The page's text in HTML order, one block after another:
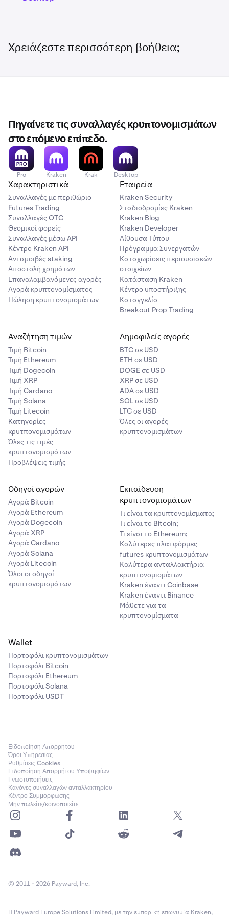
ρυθμίσεις της
Χρειάζεστε περισσότερη βοήθεια;
Πηγαίνετε τις συναλλαγές κρυπτονομισμάτων
στο επόμενο επίπεδο.
Pro Kraken Krak Desktop
Χαρακτηριστικά
Συναλλαγές με περιθώριο
Futures Trading
Συναλλαγές OTC
Θεσμικοί φορείς
Συναλλαγές μέσω API
Κέντρο Kraken API
Ανταμοιβές staking
Αποστολή χρημάτων
Επαναλαμβανόμενες αγορές
Αγορά κρυπτονομίσματος
Πώληση κρυπτονομισμάτων
Εταιρεία
Kraken Security
Σταδιοδρομίες Kraken
Kraken Blog
Kraken Developer
Αίθουσα Τύπου
Πρόγραμμα Συνεργατών
Καταχωρίσεις περιουσιακών
στοιχείων
Κατάσταση Kraken
Κέντρο υποστήριξης
Καταγγελία
Breakout Prop Trading
Αναζήτηση τιμών
Τιμή Βitcoin
Τιμή Ethereum
Τιμή Dogecoin
Τιμή XRP
Τιμή Cardano
Τιμή Solana
Τιμή Litecoin
Κατηγορίες
κρυτπονομισμάτων
Όλες τις τιμές
κρυπτονομισμάτων
Προβλέψεις τιμής
Δημοφιλείς αγορές
BTC σε USD
ETH σε USD
DOGE σε USD
XRP σε USD
ADA σε USD
SOL σε USD
LTC σε USD
Όλες οι αγορές
κρυπτονομισμάτων
Οδηγοί αγορών
Αγορά Bitcoin
Αγορά Ethereum
Αγορά Dogecoin
Αγορά XRP
Αγορά Cardano
Αγορά Solana
Αγορά Litecoin
Όλοι οι οδηγοί
κρυπτονομισμάτων
Εκπαίδευση
κρυπτονομισμάτων
Τι είναι τα κρυπτονομίσματα;
Τι είναι το Bitcoin;
Τι είναι το Ethereum;
Καλύτερες πλατφόρμες
futures κρυπτονομισμάτων
Καλύτερα ανταλλακτήρια
κρυπτονομισμάτων
Kraken έναντι Coinbase
Kraken έναντι Binance
Μάθετε για τα
κρυπτονομίσματα
Wallet
Πορτοφόλι κρυπτονομισμάτων
Πορτοφόλι Bitcoin
Πορτοφόλι Ethereum
Πορτοφόλι Solana
Πορτοφόλι USDT
Ειδοποίηση Απορρήτου
Όροι Υπηρεσίας
Ρυθμίσεις Cookies
Ειδοποίηση Απορρήτου Υποψηφίων
Γνωστοποιήσεις
Κανόνες συναλλαγών ανταλλακτηρίου
Κέντρο Συμμόρφωσης
Μην πωλείτε/κοινοποιείτε
© 2011 - 2026 Payward, Inc.
Η Payward Europe Solutions Limited, με την εμπορική επωνυμία Kraken,